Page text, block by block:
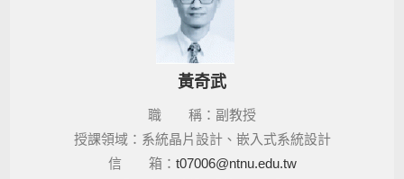
黃奇武
職 稱：副教授
授課領域：系統晶片設計、嵌入式系統設計
信 箱： t07006@ntnu.edu.tw